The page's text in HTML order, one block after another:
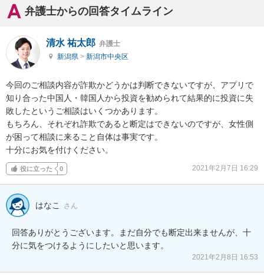
弁護士からの回答タイムライン
清水 祐太郎 弁護士
新潟県 > 新潟市中央区
今回のご相談内容が詐欺かどうかは判断できないですが、アプリで
知り合った中国人・韓国人から投資を勧められて結果的に投資に失
敗したというご相談はいくつかあります。
もちろん、それぞれ詐欺であると断定はできないのですが、女性側
が困って相談に来ること自体は事実です。
十分にお気を付けください。
役に立った 0 2021年2月7日 16:29
はなこ さん
回答ありがとうございます。まだ自分でも断定出来ませんが、十
分に気をつけるようにしたいと思います。
2021年2月8日 16:53